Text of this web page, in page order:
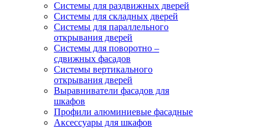
Системы для раздвижных дверей
Системы для складных дверей
Системы для параллельного
открывания дверей
Системы для поворотно –
сдвижных фасадов
Системы вертикального
открывания дверей
Выравниватели фасадов для
шкафов
Профили алюминиевые фасадные
Аксессуары для шкафов